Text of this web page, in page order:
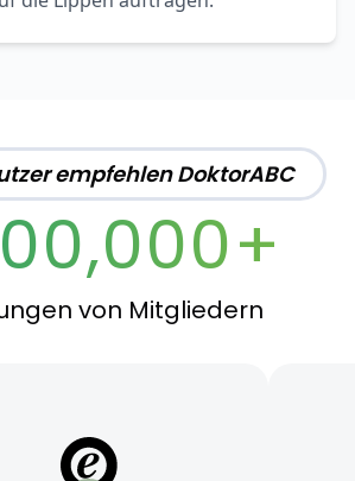
empfehlen DoktorABC
von Mitgliedern